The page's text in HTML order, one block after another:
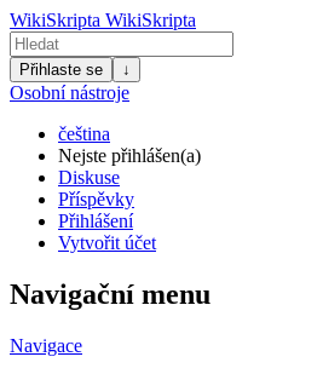
WikiSkripta WikiSkripta
Přihlaste se ↓
Osobní nástroje
čeština
Nejste přihlášen(a)
Diskuse
Příspěvky
Přihlášení
Vytvořit účet
Navigační menu
Navigace